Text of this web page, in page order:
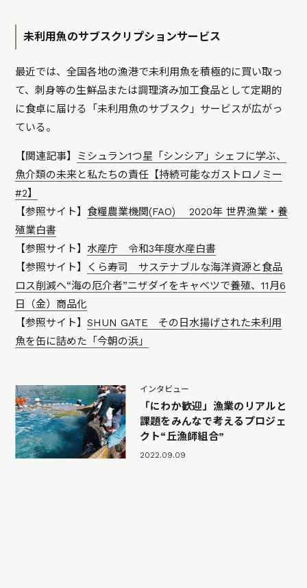
未利用魚のサブスクリプションサービス
最近では、全国各地の漁港で未利用魚を積極的に買い取っ
て、刺身等の生鮮品または調理済み加工食品として定期的
に食卓に届ける「未利用魚のサブスク」サービスが広がっ
ている。
【関連記事】 ミシュラン1つ星「シンシア」シェフに学ぶ、
魚介類の未来と私たちの責任【持続可能なガストロノミー
#2】
【参照サイト】 食糧農業機関(FAO) 2020年 世界漁業・養
殖業白書
【参照サイト】水産庁 令和3年度水産白書
【参照サイト】
くら寿司 サステナブルな海洋資源と食品
ロス削減へ“海の厄介者”ニザダイをキャベツで養殖、11月6
日（金）商品化
【参照サイト】SHUN GATE その日水揚げされた未利用
魚を缶に詰めた「今朝の浜」
インタビュー
「にわか歓迎」漁業のリアルと
課題をみんなで考えるプロジェ
クト“丘漁師組合”
2022.09.09